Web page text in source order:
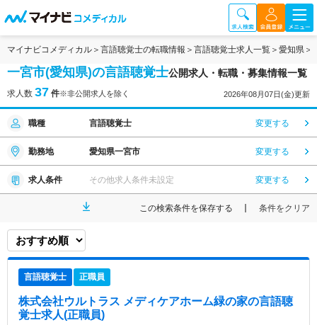
マイナビコメディカル 言語聴覚士の転職情報 言語聴覚士求人一覧 愛知県
一宮市(愛知県)の言語聴覚士公開求人・転職・募集情報一覧
求人数 37 件※非公開求人を除く 2026年08月07日(金)更新
職種 言語聴覚士 変更する
勤務地 愛知県一宮市 変更する
求人条件 その他求人条件未設定 変更する
この検索条件を保存する 条件をクリア
言語聴覚士 正職員
株式会社ウルトラス メディケアホーム緑の家の言語聴
覚士求人(正職員)